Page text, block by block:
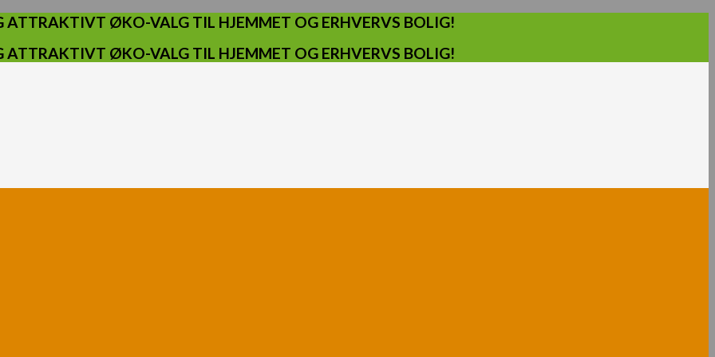
ATTRAKTIVT ØKO-VALG TIL HJEMMET OG ERHVERVS BOLIG!
ATTRAKTIVT ØKO-VALG TIL HJEMMET OG ERHVERVS BOLIG!